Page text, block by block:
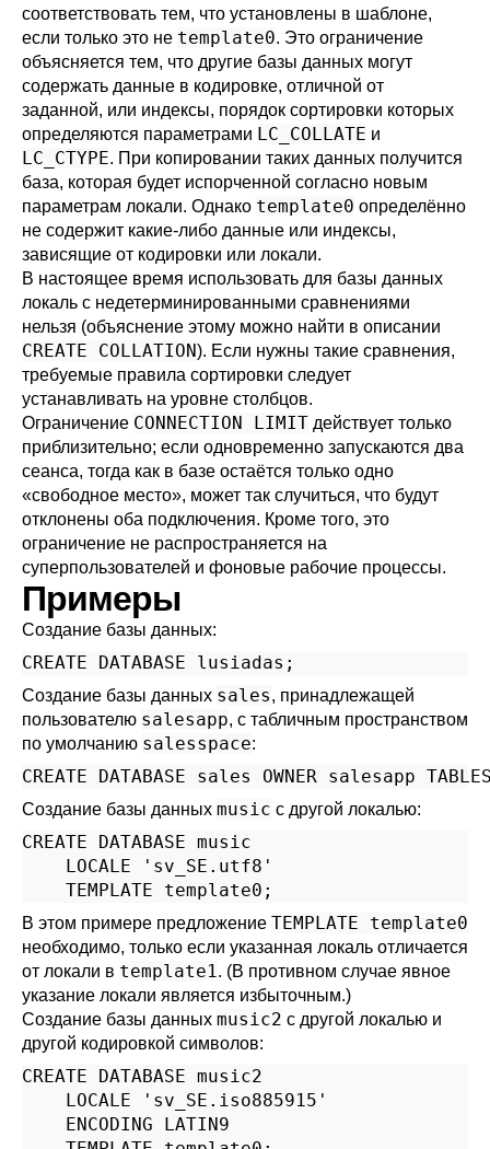
соответствовать тем, что установлены в шаблоне,
если только это не template0. Это ограничение
объясняется тем, что другие базы данных могут
содержать данные в кодировке, отличной от
заданной, или индексы, порядок сортировки которых
определяются параметрами LC_COLLATE и
LC_CTYPE. При копировании таких данных получится
база, которая будет испорченной согласно новым
параметрам локали. Однако template0 определённо
не содержит какие-либо данные или индексы,
зависящие от кодировки или локали.
В настоящее время использовать для базы данных
локаль с недетерминированными сравнениями
нельзя (объяснение этому можно найти в описании
CREATE COLLATION). Если нужны такие сравнения,
требуемые правила сортировки следует
устанавливать на уровне столбцов.
Ограничение CONNECTION LIMIT действует только
приблизительно; если одновременно запускаются два
сеанса, тогда как в базе остаётся только одно
«свободное место», может так случиться, что будут
отклонены оба подключения. Кроме того, это
ограничение не распространяется на
суперпользователей и фоновые рабочие процессы.
Примеры
Создание базы данных:
CREATE DATABASE lusiadas;
Создание базы данных sales, принадлежащей
пользователю salesapp, с табличным пространством
по умолчанию salesspace:
CREATE DATABASE sales OWNER salesapp
Создание базы данных music с другой локалью:
CREATE DATABASE music
    LOCALE 'sv_SE.utf8'
    TEMPLATE template0;
В этом примере предложение TEMPLATE template0
необходимо, только если указанная локаль отличается
от локали в template1. (В противном случае явное
указание локали является избыточным.)
Создание базы данных music2 с другой локалью и
другой кодировкой символов:
CREATE DATABASE music2
    LOCALE 'sv_SE.iso885915'
    ENCODING LATIN9